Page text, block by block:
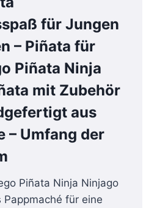
für Jungen
– Piñata für
Piñata Ninja
mit Zubehör
aus
– Umfang der
Piñata Ninja Ninjago
Pappmaché für eine